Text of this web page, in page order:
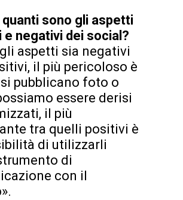
quanti sono gli aspetti
e negativi dei social?
aspetti sia negativi
il più pericoloso è
pubblicano foto o
essere derisi
il più
tra quelli positivi è
di utilizzarli
di
con il